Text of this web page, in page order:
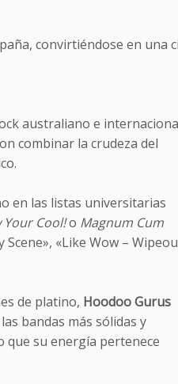
convirtiéndose en una
australiano e
combinar la crudeza del
en las listas universitarias
Your Cool!o Magnum Cum
«Like Wow –
de platino, Hoodoo Gurus
bandas más sólidas y
que su energía pertenece